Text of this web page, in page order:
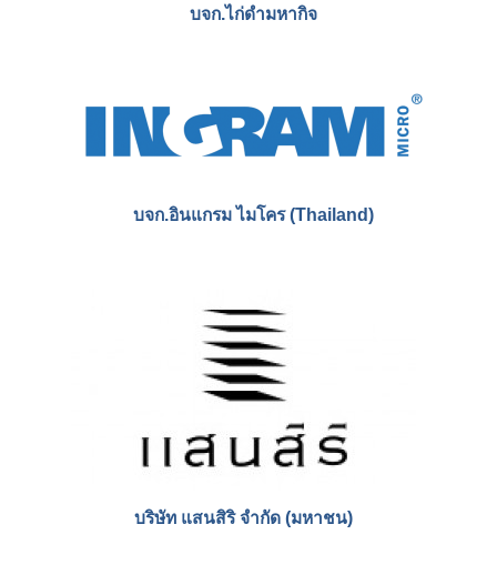
บจก.ไก่ดำมหากิจ
บจก.อินแกรม ไมโคร (Thailand)
บริษัท แสนสิริ จำกัด (มหาชน)